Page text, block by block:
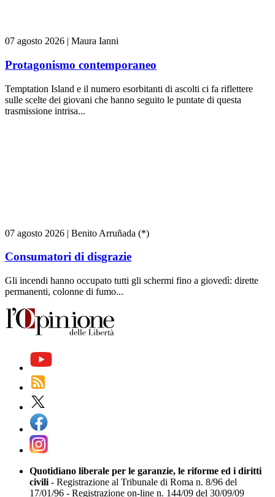
07 agosto 2026 | Maura Ianni
Protagonismo contemporaneo
Temptation Island e il numero esorbitanti di ascolti ci fa riflettere
sulle scelte dei giovani che hanno seguito le puntate di questa
trasmissione intrisa...
07 agosto 2026 | Benito Arruñada (*)
Consumatori di disgrazie
Gli incendi hanno occupato tutti gli schermi fino a giovedì: dirette
permanenti, colonne di fumo...
Quotidiano liberale per le garanzie, le riforme ed i diritti
civili - Registrazione al Tribunale di Roma n. 8/96 del
17/01/96 - Registrazione on-line n. 144/09 del 30/09/09